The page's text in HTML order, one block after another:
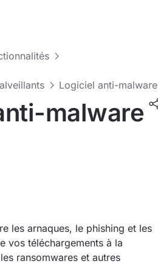
Logiciel anti-malware
malware
les arnaques, le phishing et les
vos téléchargements à la
ransomwares et autres